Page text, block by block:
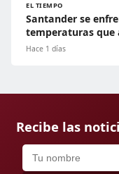
EL TIEMPO
Santander se
temperaturas que
Hace 1 días
Recibe las